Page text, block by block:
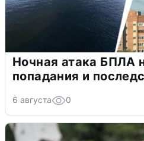
Ночная атака БПЛА
попадания и
6 августа 0